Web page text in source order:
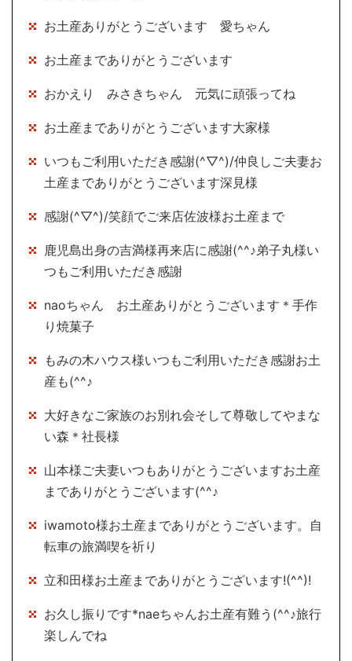
お土産ありがとうございます 愛ちゃん
お土産までありがとうございます
おかえり みさきちゃん 元気に頑張ってね
お土産までありがとうございます大家様
いつもご利用いただき感謝(^▽^)/仲良しご夫妻お
土産までありがとうございます深見様
感謝(^▽^)/笑顔でご来店佐波様お土産まで
鹿児島出身の吉満様再来店に感謝(^^♪弟子丸様い
つもご利用いただき感謝
naoちゃん お土産ありがとうございます＊手作
り焼菓子
もみの木ハウス様いつもご利用いただき感謝お土
産も(^^♪
大好きなご家族のお別れ会そして尊敬してやまな
い森＊社長様
山本様ご夫妻いつもありがとうございますお土産
までありがとうございます(^^♪
iwamoto様お土産までありがとうございます。自
転車の旅満喫を祈り
立和田様お土産までありがとうございます!(^^)!
お久し振りです*naeちゃんお土産有難う(^^♪旅行
楽しんでね